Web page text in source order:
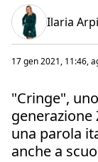
Ilaria
17 gen 2021, 11:46,
"Cringe",
una parola
anche a